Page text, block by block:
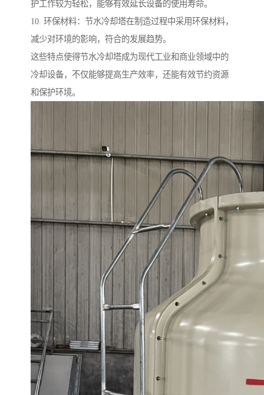
护工作较为轻松，能够有效延长设备的使用寿命。
10. 环保材料：节水冷却塔在制造过程中采用环保材料，
减少对环境的影响，符合的发展趋势。
这些特点使得节水冷却塔成为现代工业和商业领域中的
冷却设备，不仅能够提高生产效率，还能有效节约资源
和保护环境。